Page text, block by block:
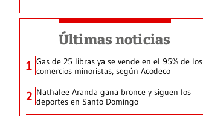
Últimas noticias
1 Gas de 25 libras ya se vende en el 95% de los
comercios minoristas, según Acodeco
2 Nathalee Aranda gana bronce y siguen los
deportes en Santo Domingo